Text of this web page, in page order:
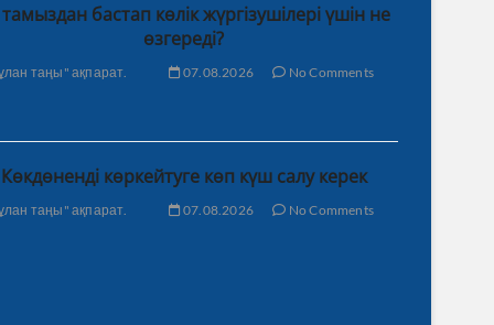
бастап көлік жүргізушілері үшін не
өзгереді?
таңы" ақпарат. 07.08.2026 No Comments
Көкдөненді көркейтуге көп күш салу керек
таңы" ақпарат. 07.08.2026 No Comments